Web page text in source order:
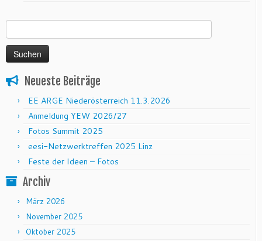
Neueste Beiträge
EE ARGE Niederösterreich 11.3.2026
Anmeldung YEW 2026/27
Fotos Summit 2025
eesi-Netzwerktreffen 2025 Linz
Feste der Ideen – Fotos
Archiv
März 2026
November 2025
Oktober 2025